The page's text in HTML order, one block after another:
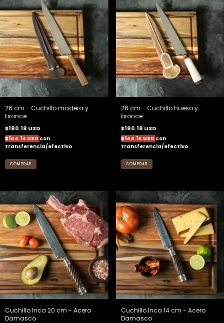
26 cm - Cuchillo madera y
bronce
$180.18 USD
$144.14 USDcon
transferencia/efectivo
26 cm - Cuchillo hueso y
bronce
$180.18 USD
$144.14 USDcon
transferencia/efectivo
Cuchillo Inca 20 cm - Acero
Damasco
Cuchillo Inca 14 cm - Acero
Damasco